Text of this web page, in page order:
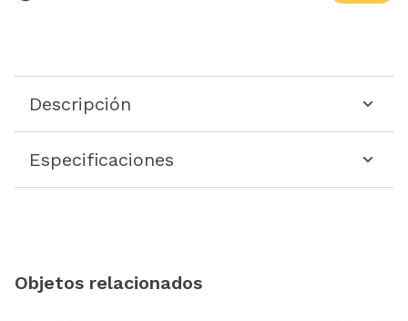
Descripción
Especificaciones
Objetos relacionados